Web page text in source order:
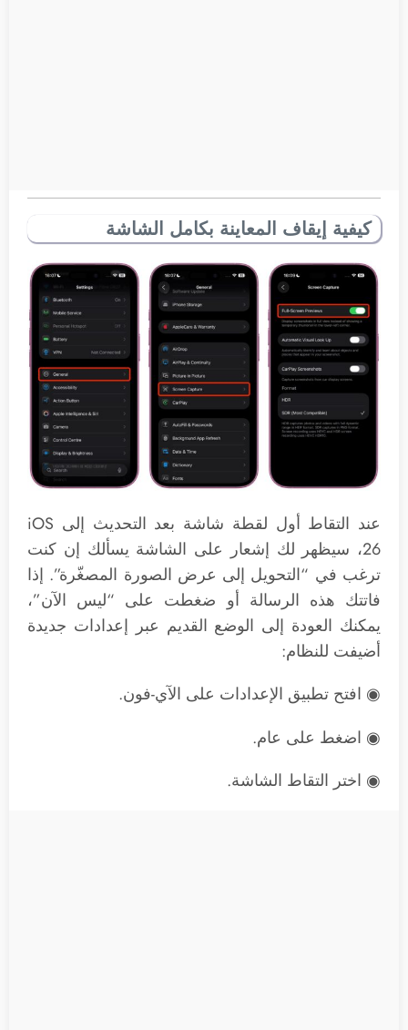
كيفية إيقاف المعاينة بكامل الشاشة
عند التقاط أول لقطة شاشة بعد التحديث إلى iOS
26، سيظهر لك إشعار على الشاشة يسألك إن كنت
ترغب في “التحويل إلى عرض الصورة المصغّرة”. إذا
فاتتك هذه الرسالة أو ضغطت على “ليس الآن”،
يمكنك العودة إلى الوضع القديم عبر إعدادات جديدة
أضيفت للنظام:
◉ افتح تطبيق الإعدادات على الآي-فون.
◉ اضغط على عام.
◉ اختر التقاط الشاشة.